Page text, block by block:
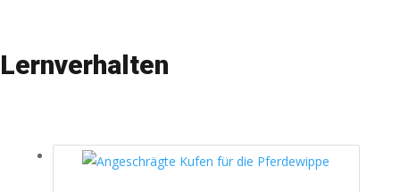
Lernverhalten